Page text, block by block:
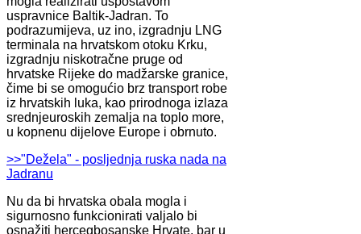
uspravnice Baltik-Jadran. To
podrazumijeva, uz ino, izgradnju LNG
terminala na hrvatskom otoku Krku,
izgradnju niskotračne pruge od
hrvatske Rijeke do madžarske granice,
čime bi se omogućio brz transport robe
iz hrvatskih luka, kao prirodnoga izlaza
srednjeuroskih zemalja na toplo more,
u kopnenu dijelove Europe i obrnuto.
>>"Dežela" - posljednja ruska nada na
Jadranu
Nu da bi hrvatska obala mogla i
sigurnosno funkcionirati valjalo bi
osnažiti hercegbosanske Hrvate, bar u